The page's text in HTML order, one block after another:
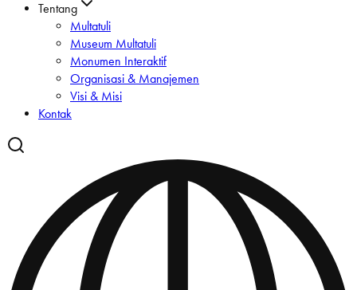
Tentang
Multatuli
Museum Multatuli
Monumen Interaktif
Organisasi & Manajemen
Visi & Misi
Kontak